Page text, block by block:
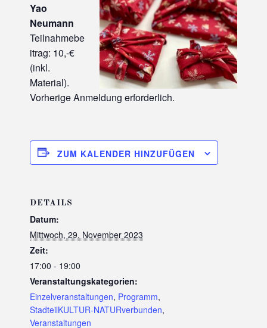
Yao
Neumann
Teilnahmebe
itrag: 10,-€
(inkl.
Material).
Vorherige Anmeldung erforderlich.
ZUM KALENDER HINZUFÜGEN
DETAILS
Datum:
Mittwoch, 29. November 2023
Zeit:
17:00 - 19:00
Veranstaltungskategorien:
Einzelveranstaltungen, Programm,
StadteilKULTUR-NATURverbunden,
Veranstaltungen